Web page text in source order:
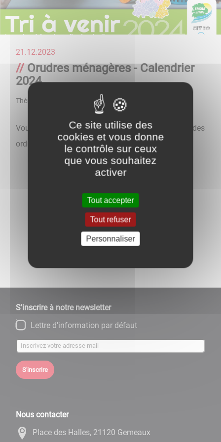
21.12.2023
Orudres ménagères - Calendrier
2024
Thématique Vie Pratique
Vous pouvez consulter le calendrier du ramassage des
ordures ménagères en cliquant
Retour aux actualités
S'inscrire à notre newsletter
Lettre d'information par défaut
S'inscrire
Nous contacter
Place des Halles, 21120 Gemeaux
Ce site utilise des
cookies et vous donne
le contrôle sur ceux
que vous souhaitez
activer
Tout accepter
Tout refuser
Personnaliser